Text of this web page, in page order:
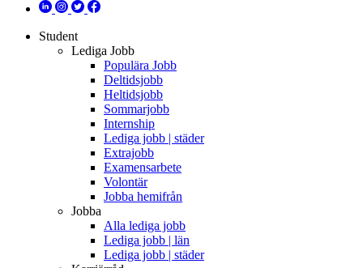
Student
Lediga Jobb
Populära Jobb
Deltidsjobb
Heltidsjobb
Sommarjobb
Internship
Lediga jobb | städer
Extrajobb
Examensarbete
Volontär
Jobba hemifrån
Jobba
Alla lediga jobb
Lediga jobb | län
Lediga jobb | städer